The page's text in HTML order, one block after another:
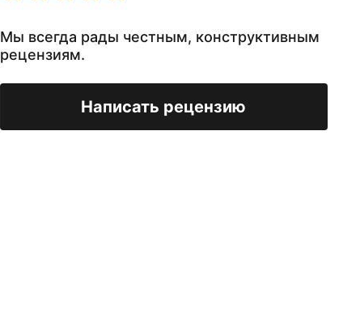
Мы всегда рады честным, конструктивным
рецензиям.
Написать рецензию